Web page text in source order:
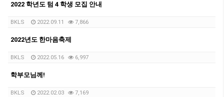
2022 학년도 텀 4 학생 모집 안내
BKLS 2022.09.11 7,866
2022년도 한마음축제
BKLS 2022.05.16 6,997
학부모님께!
BKLS 2022.02.03 7,169